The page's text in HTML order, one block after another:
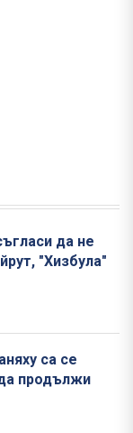
да не
"Хизбула"
са се
продължи